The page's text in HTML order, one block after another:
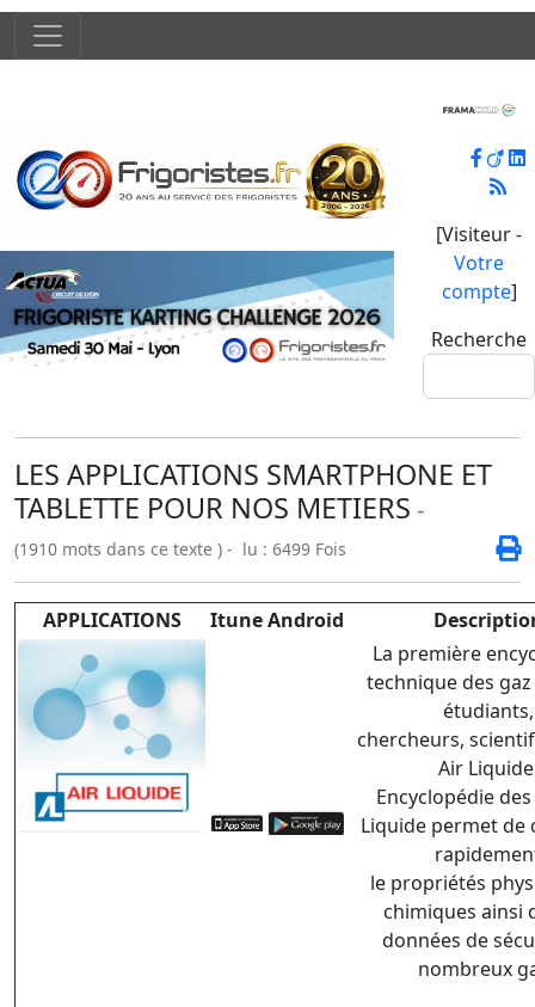
[Visiteur -
Votre
compte]
Recherche
LES APPLICATIONS SMARTPHONE ET
TABLETTE POUR NOS METIERS -
(1910 mots dans ce texte ) - lu : 6499 Fois
APPLICATIONS ItuneAndroid
La première
technique des
étudiants,
chercheurs,
Air
Encyclopédie
Liquide permet de
le propriétés
chimiques ainsi
données de
nombreux